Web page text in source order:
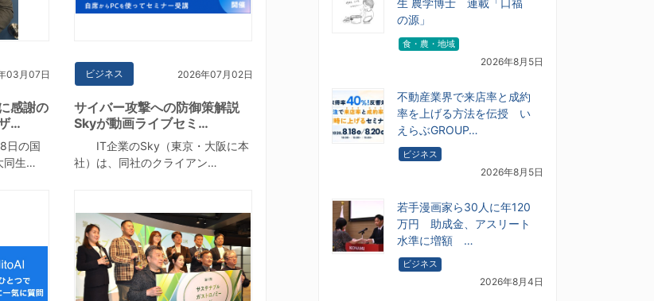
03月07日
感謝の
…
日の国
同生…
ビジネス 2026年07月02日
サイバー攻撃への防御策解説
Skyが動画ライブセミ…
IT企業のSky（東京・大阪に本
社）は、同社のクライアン…
生 農学博士 連載「口福
の源」
食・農・地域
2026年8月5日
不動産業界で来店率と成約
率を上げる方法を伝授 い
えらぶGROUP…
ビジネス
2026年8月5日
若手漫画家ら30人に年120
万円 助成金、アスリート
水準に増額 …
ビジネス
2026年8月4日